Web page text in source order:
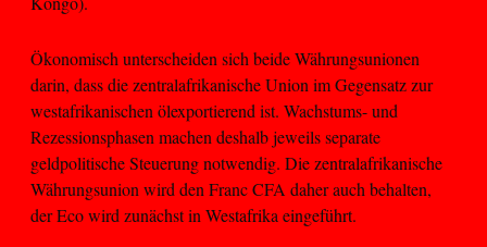
Ökonomisch unterscheiden sich beide Währungsunionen
darin, dass die zentralafrikanische Union im Gegensatz zur
westafrikanischen ölexportierend ist. Wachstums- und
Rezessionsphasen machen deshalb jeweils separate
geldpolitische Steuerung notwendig. Die zentralafrikanische
Währungsunion wird den Franc CFA daher auch behalten,
der Eco wird zunächst in Westafrika eingeführt.